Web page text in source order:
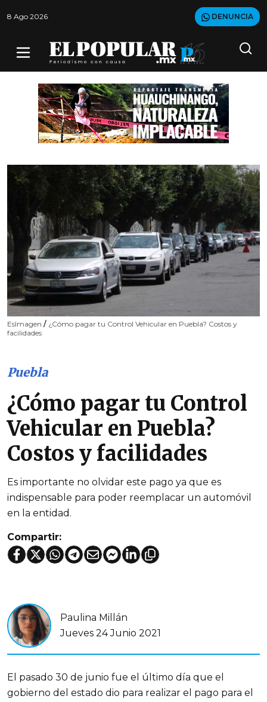
8 Ago 2026 DENUNCIA
EsImagen / ¿Cómo pagar tu Control Vehicular en Puebla? Costos y
facilidades
Puebla
¿Cómo pagar tu Control
Vehicular en Puebla?
Costos y facilidades
Es importante no olvidar este pago ya que es
indispensable para poder reemplacar un automóvil
en la entidad.
Compartir:
Paulina Millán
Jueves 24 Junio 2021
El pasado 30 de junio fue el último día que el
gobierno del estado dio para realizar el pago para el